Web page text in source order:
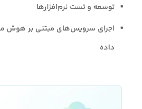
توسعه و تست نرم‌افزارها
اجرای سرویس‌های مبتنی بر هوش
داده